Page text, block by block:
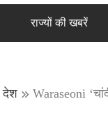
राज्यों की खबरें
देश Waraseoni